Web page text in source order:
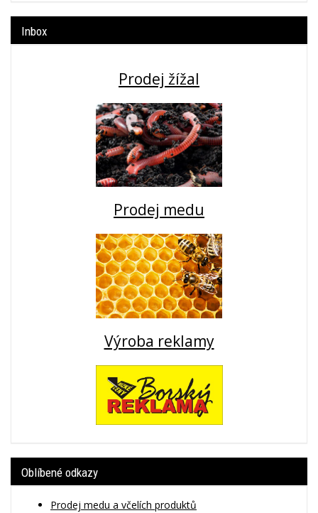
Inbox
Prodej žížal
Prodej medu
Výroba reklamy
Oblíbené odkazy
Prodej medu a včelích produktů